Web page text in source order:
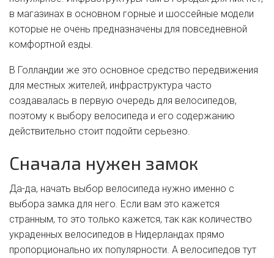
в магазинах в основном горные и шоссейные модели
которые не очень предназначены для повседневной
комфортной езды.
В Голландии же это основное средство передвижения
для местных жителей, инфраструктура часто
создавалась в первую очередь для велосипедов,
поэтому к выбору велосипеда и его содержанию
действительно стоит подойти серьезно.
Сначала нужен замок
Да-да, начать выбор велосипеда нужно именно с
выбора замка для него. Если вам это кажется
странным, то это только кажется, так как количество
украденных велосипедов в Нидерландах прямо
пропорционально их популярности. А велосипедов тут